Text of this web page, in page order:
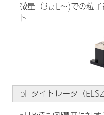
微量（3μL～)での粒子
ト
pHタイトレータ（